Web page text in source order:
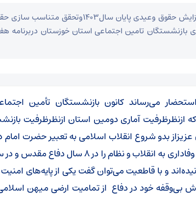
پیشنهاد افزایش حقوق وعیدی پایان سال۱۴۰۳وتحقق متناسب
بازنشستگان تامین اجتماعی استان خوزستان دربرنامه
که ازنظرظرفیت آماری دومین استان ازنظرظرفیت
بدو شروع انقلاب اسلامی به تعبیر حضرت امام
کرده‌اند، این وفاداری به انقلاب و نظام
و با قاطعیت می‌توان گفت یکی از پایه‌های
بی‌وقفه خود در دفاع از تمامیت ارضی میهن اسلامی